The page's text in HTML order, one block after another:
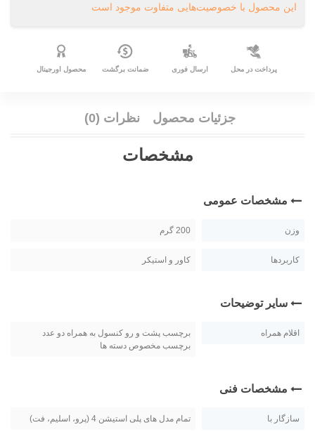
این محصول با خصوصیت‌هایی متفاوت موجود است
پرداخت در محل ارسال فوری ضمانت برگشت محصول اورجینال
جزئیات محصول نظرات (0)
مشخصات
مشخصات عمومی
وزن 200 گرم
کاربردها کاور و استیکر
سایر توضیحات
اقلام همراه
برچسب پشت و رو کنسول به همراه دو عدد
برچسب مخصوص دسته ها
مشخصات فنی
سازگار با تمام مدل های پلی استیشن 4 (پرو، اسلیم، فت)